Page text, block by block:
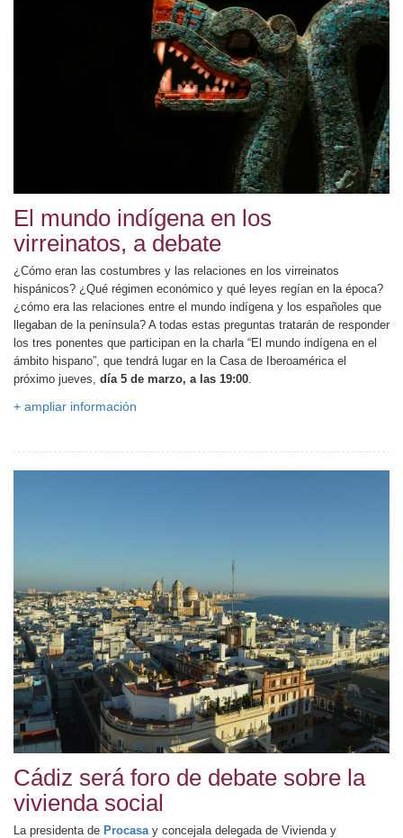
El mundo indígena en los
virreinatos, a debate
¿Cómo eran las costumbres y las relaciones en los virreinatos
hispánicos? ¿Qué régimen económico y qué leyes regían en la época?
¿cómo era las relaciones entre el mundo indígena y los españoles que
llegaban de la península? A todas estas preguntas tratarán de responder
los tres ponentes que participan en la charla “El mundo indígena en el
ámbito hispano”, que tendrá lugar en la Casa de Iberoamérica el
próximo jueves, día 5 de marzo, a las 19:00.
+ ampliar información
Cádiz será foro de debate sobre la
vivienda social
La presidenta de Procasa y concejala delegada de Vivienda y